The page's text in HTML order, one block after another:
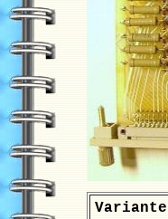
Variante